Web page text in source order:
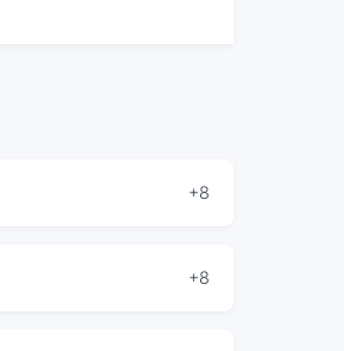
+8
+8